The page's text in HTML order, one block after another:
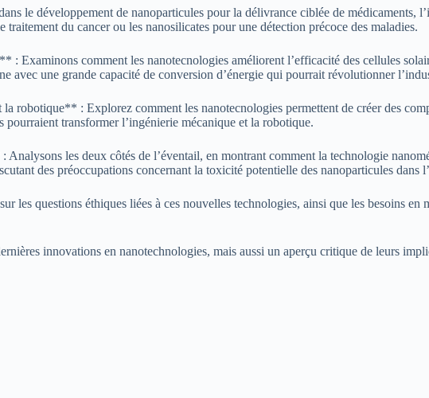
le développement de nanoparticules pour la délivrance ciblée de médicaments,
du cancer ou les nanosilicates pour une détection précoce des maladies.
Examinons comment les nanotecnologies améliorent l’efficacité des cellules
avec une grande capacité de conversion d’énergie qui pourrait révolutionner
robotique** : Explorez comment les nanotecnologies permettent de créer des
transformer l’ingénierie mécanique et la robotique.
les deux côtés de l’éventail, en montrant comment la technologie
des préoccupations concernant la toxicité potentielle des nanoparticules dans
questions éthiques liées à ces nouvelles technologies, ainsi que les besoins en
innovations en nanotechnologies, mais aussi un aperçu critique de leurs